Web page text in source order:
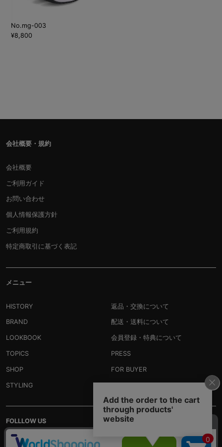
No.mg-003
¥8,800
会社概要・規約
会社概要
ご利用ガイド
お問い合わせ
個人情報保護方針
ご利用規約
特定商取引に基づく表記
メニュー
HISTORY
BRAND
LOOKBOOK
TOPICS
SHOP
STYLING
返品・交換について
配送・送料について
会員登録・特典について
PRESS
FOR BUYER
RECRUIT
FOLLLOW US